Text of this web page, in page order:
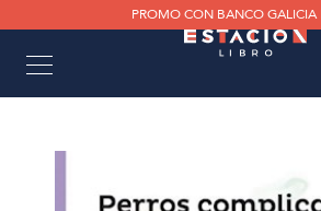
PROMO CON BANCO GALICIA